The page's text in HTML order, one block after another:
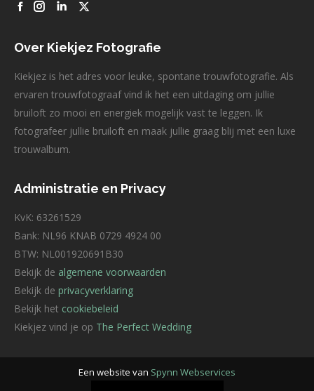
FacebookLinkedin
X
Over Kiekjez Fotografie
Kiekjez is het adres voor leuke, spontane trouwfotografie. Als
ervaren trouwfotograaf vind ik het een uitdaging om jullie
bruiloft zo mooi en energiek mogelijk vast te leggen. Ik
fotografeer jullie bruiloft en maak jullie graag blij met een luxe
trouwalbum.
Administratie en Privacy
KvK: 63261529
Bank: NL96 KNAB 0729 4924 00
BTW: NL001920691B30
Bekijk de algemene voorwaarden
Bekijk de privacyverklaring
Bekijk het cookiebeleid
Kiekjez vind je op The Perfect Wedding
Een website van Spynn Webservices